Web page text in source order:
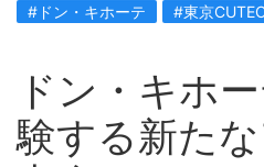
#ドン・キホーテ #東京
ドン・キホ
験する新た